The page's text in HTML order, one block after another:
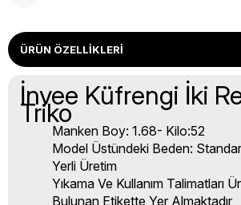
ÜRÜN ÖZELLIKLERI
İnvee Küfrengi İki
Triko
Manken Boy: 1.68- Kilo:52
Model Üstündeki Beden:
Yerli Üretim
Yıkama Ve Kullanım Talimatları
Bulunan Etikette Yer Almaktadır